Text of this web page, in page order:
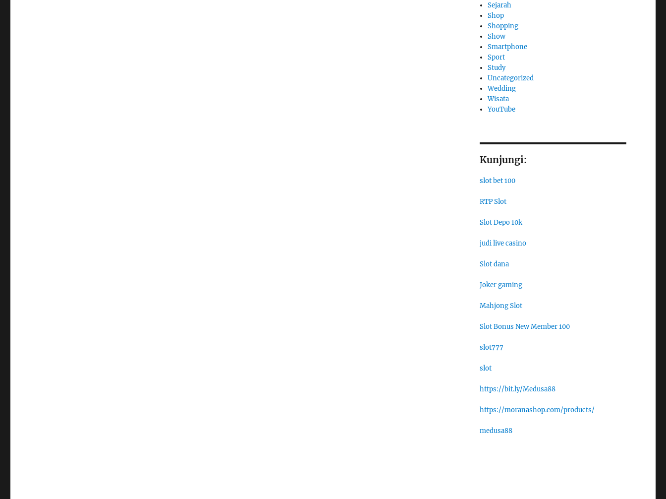
Sejarah
Shop
Shopping
Show
Smartphone
Sport
Study
Uncategorized
Wedding
Wisata
YouTube
Kunjungi:
slot bet 100
RTP Slot
Slot Depo 10k
judi live casino
Slot dana
Joker gaming
Mahjong Slot
Slot Bonus New Member 100
slot777
slot
https://bit.ly/Medusa88
https://moranashop.com/products/
medusa88